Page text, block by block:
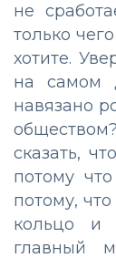
не
только
хотите.
на самом
навязано
сказать,
потому
потому,
кольцо и
главный